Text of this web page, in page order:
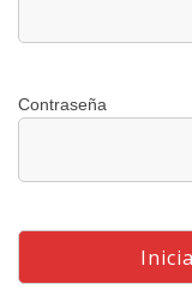
Contraseña